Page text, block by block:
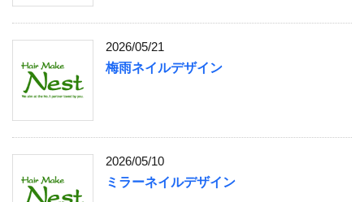
2026/05/21
梅雨ネイルデザイン
2026/05/10
ミラーネイルデザイン